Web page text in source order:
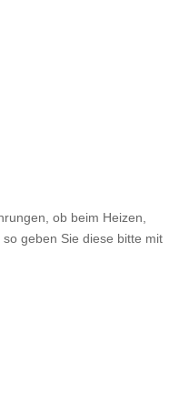
ob beim Heizen,
geben Sie diese bitte mit